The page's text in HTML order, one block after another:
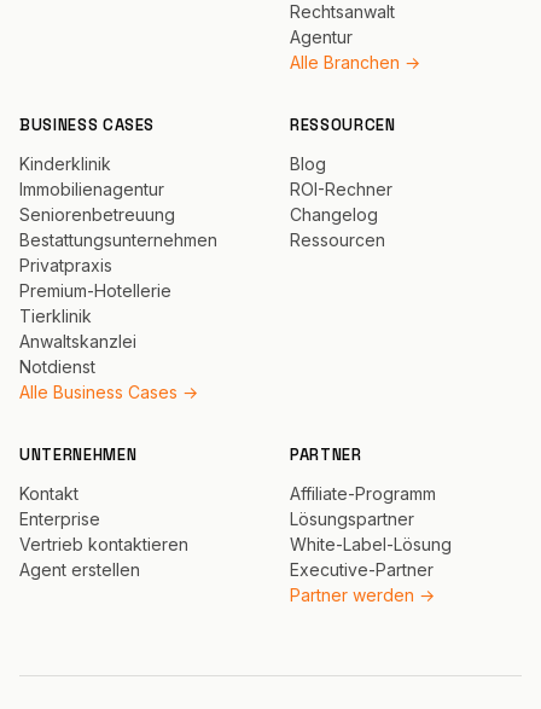
Rechtsanwalt
Agentur
Alle Branchen →
BUSINESS CASES
Kinderklinik
Immobilienagentur
Seniorenbetreuung
Bestattungsunternehmen
Privatpraxis
Premium-Hotellerie
Tierklinik
Anwaltskanzlei
Notdienst
Alle Business Cases →
RESSOURCEN
Blog
ROI-Rechner
Changelog
Ressourcen
UNTERNEHMEN
Kontakt
Enterprise
Vertrieb kontaktieren
Agent erstellen
PARTNER
Affiliate-Programm
Lösungspartner
White-Label-Lösung
Executive-Partner
Partner werden →